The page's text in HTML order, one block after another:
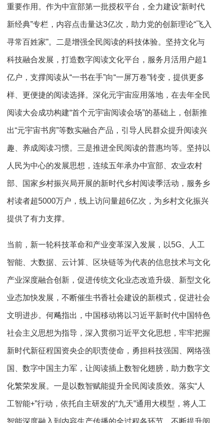
重要作用。作为中宣部第一批授权平台，全力建设“新时代
新经典”专栏，内容点击量达3亿次，助力党的创新理论“飞入
寻常百姓家”。二是增强全民阅读的科技体验。坚持文化与
科技融合发展，打造数字阅读文化平台，服务月活用户超1
亿户，支撑阅读从“一书在手”向“一屏万卷”转变，提供更多
样、更便捷的阅读选择。深化元宇宙应用落地，在去年全民
阅读大会成功构建“首个元宇宙阅读会场”的基础上，创新推
出“元宇宙书房”等数实融合产品，引导人民群众提升阅读兴
趣、养成阅读习惯。三是推进全民阅读的普惠均等。坚持以
人民为中心的发展思想，连续五年承办中宣部、农业农村
部、国家乡村振兴局开展的新时代乡村阅读季活动，服务乡
村读者超5000万户，线上访问量超6亿次，为乡村文化振兴
提供了有力支撑。
当前，新一轮科技革命和产业变革深入发展，以5G、人工
智能、大数据、云计算、区块链等为代表的信息技术与文化
产业深度融合创新，促进传统文化业态改造升级、新型文化
业态加快发展，不断催生书香社会建设的新模式，促进社会
文明进步。何飚指出，中国移动将以习近平新时代中国特色
社会主义思想为指导，深入贯彻习近平文化思想，牢牢把握
新时代新征程国资央企的职责使命，勇担科技强国、网络强
国、数字中国主力军，让阅读插上数智化翅膀，助力数字文
化繁荣发展。一是以数智赋能提升全民阅读质效。落实“人
工智能+”行动，依托自主研发的“九天”通用大模型，将人工